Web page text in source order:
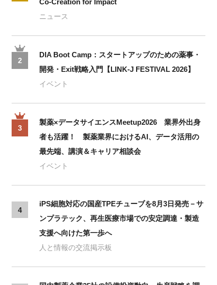
Co-Creation for Impact
ニュース
2
DIA Boot Camp：スタートアップのための薬事・
開発・Exit戦略入門【LINK-J FESTIVAL 2026】
イベント
3
製薬×データサイエンスMeetup2026 業界外出身
者も活躍！ 製薬業界におけるAI、データ活用の
最先端、講演＆キャリア相談会
イベント
4
iPS細胞対応の国産TPEチューブを8月3日発売－サ
ンプラテック、再生医療市場での安定調達・製造
支援へ向けた第一歩へ
人と情報の交流掲示板